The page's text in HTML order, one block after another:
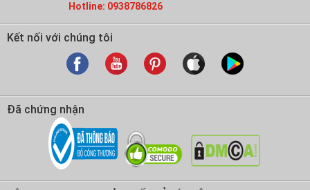
Hotline: 0938786826
Kết nối với chúng tôi
Đã chứng nhận